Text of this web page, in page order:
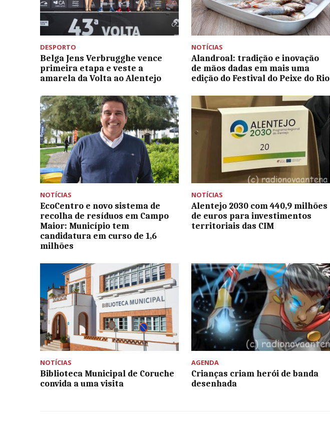
DESPORTO
Belga Jens Verbrugghe vence
primeira etapa e veste a
amarela da Volta ao Alentejo
NOTÍCIAS
Alandroal: tradição e inovação
de mãos dadas em mais uma
edição do Festival do Peixe do Rio
NOTÍCIAS
EcoCentro e novo sistema de
recolha de resíduos em Campo
Maior: Município tem
candidatura em curso de 1,6
milhões
NOTÍCIAS
Alentejo 2030 com 440,9 milhões
de euros para investimentos
territoriais das CIM
NOTÍCIAS
Biblioteca Municipal de Coruche
convida a uma visita
AGENDA
Crianças criam herói de banda
desenhada